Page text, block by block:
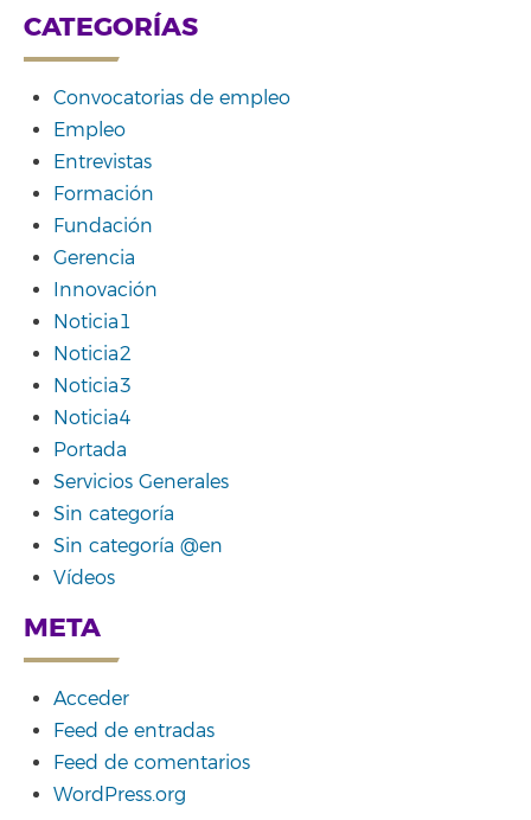
CATEGORÍAS
Convocatorias de empleo
Empleo
Entrevistas
Formación
Fundación
Gerencia
Innovación
Noticia1
Noticia2
Noticia3
Noticia4
Portada
Servicios Generales
Sin categoría
Sin categoría @en
Vídeos
META
Acceder
Feed de entradas
Feed de comentarios
WordPress.org